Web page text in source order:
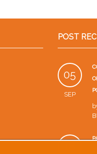
POST
05
SEP